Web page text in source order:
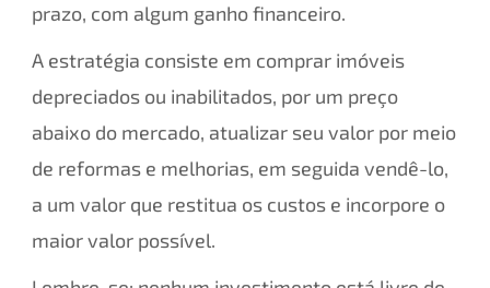
prazo, com algum ganho financeiro.
A estratégia consiste em comprar imóveis
depreciados ou inabilitados, por um preço
abaixo do mercado, atualizar seu valor por meio
de reformas e melhorias, em seguida vendê-lo,
a um valor que restitua os custos e incorpore o
maior valor possível.